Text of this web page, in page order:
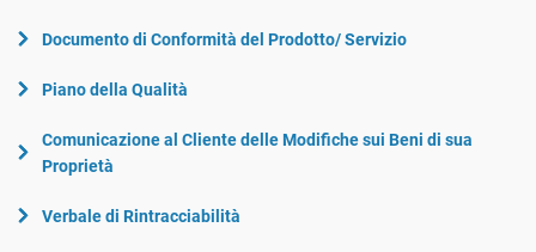
Documento di Conformità del Prodotto/ Servizio
Piano della Qualità
Comunicazione al Cliente delle Modifiche sui Beni di sua
Proprietà
Verbale di Rintracciabilità